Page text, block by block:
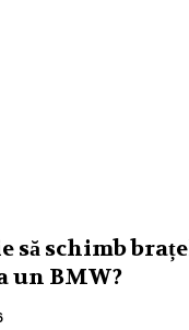
să schimb
un BMW?